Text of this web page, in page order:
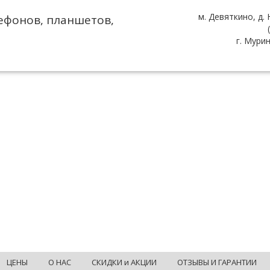
планшетов,
м. Девяткино, д.
г.
ЦЕНЫ О НАС СКИДКИ и АКЦИИ ОТЗЫВЫ И ГАРАНТИИ